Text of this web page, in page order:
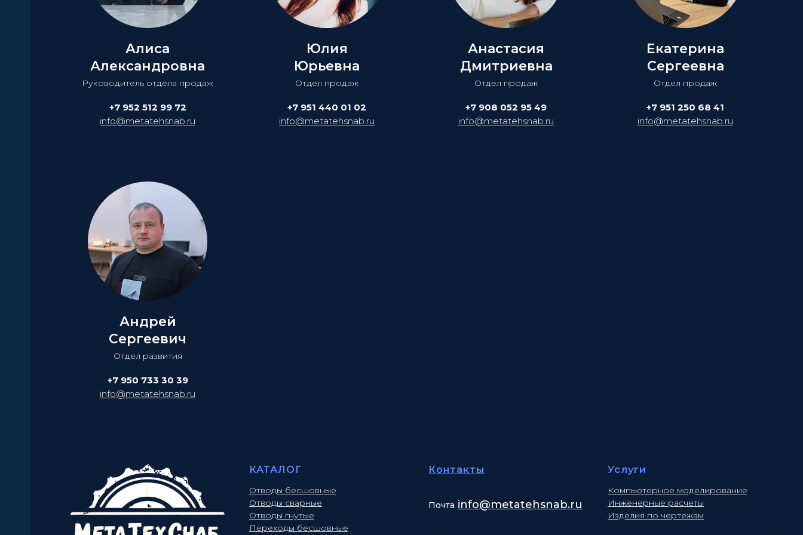
Алиса
Александровна
Руководитель отдела продаж
+7 952 512 99 72
info@metatehsnab.ru
Юлия
Юрьевна
Отдел продаж
+7 951 440 01 02
info@metatehsnab.ru
Анастасия
Дмитриевна
Отдел продаж
+7 908 052 95 49
info@metatehsnab.ru
Екатерина
Сергеевна
Отдел продаж
+7 951 250 68 41
info@metatehsnab.ru
Андрей
Сергеевич
Отдел развития
+7 950 733 30 39
info@metatehsnab.ru
КАТАЛОГ
Отводы бесшовные
Отводы сварные
Отводы гнутые
Переходы бесшовные
Контакты
Почта info@metatehsnab.ru
Услуги
Компьютерное моделирование
Инженерные расчеты
Изделия по чертежам